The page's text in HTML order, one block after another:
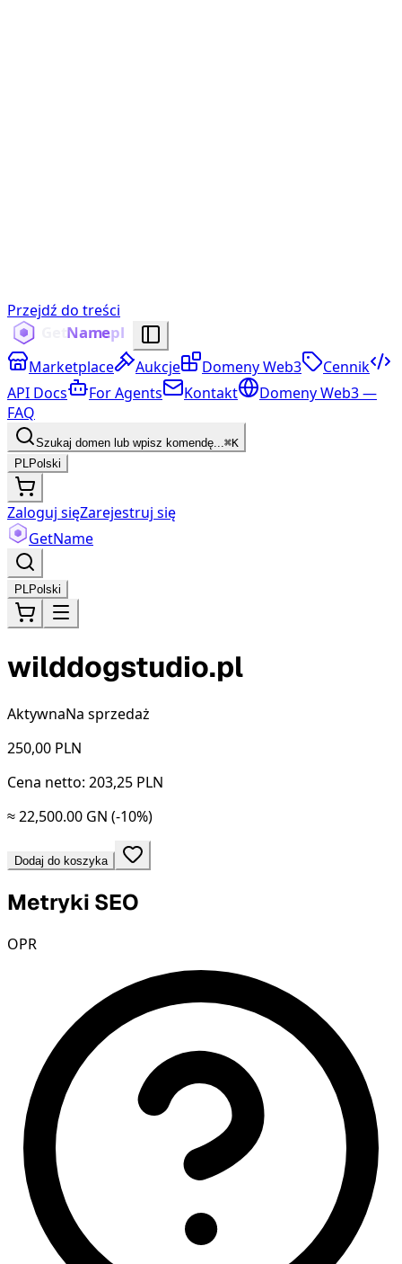
Przejdź do treści
Marketplace Aukcje Domeny Web3
Cennik
API Docs
For Agents Kontakt
Domeny Web3 —
FAQ
Szukaj domen lub wpisz komendę...⌘K
PLPolski
Zaloguj sięZarejestruj się
GetName
PLPolski
wilddogstudio.pl
AktywnaNa sprzedaż
250,00 PLN
Cena netto: 203,25 PLN
≈ 22,500.00 GN (-10%)
Dodaj do koszyka
Metryki SEO
OPR